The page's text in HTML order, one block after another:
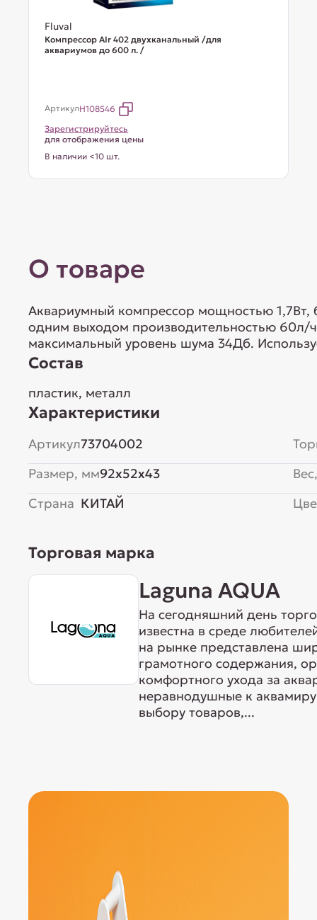
Fluval
Компрессор AIr 402 двухканальный /для
аквариумов до 600 л. /
АртикулH108546
Зарегистрируйтесь
для отображения цены
В наличии <10 шт.
О товаре
Аквариумный компрессор мощностью 1,7Вт,
одним выходом производительностью 60л/
максимальный уровень шума 34Дб.
Состав
пластик, металл
Характеристики
Артикул73704002
Размер, мм92x52x43
Страна КИТАЙ
Торговая марка
Laguna AQUA
На сегодняшний день
известна в среде
на рынке представлена
грамотного содержания,
комфортного ухода за
неравнодушные к
выбору товаров,...